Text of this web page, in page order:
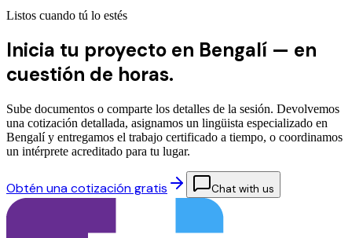
Listos cuando tú lo estés
Inicia tu proyecto en Bengalí — en
cuestión de horas.
Sube documentos o comparte los detalles de la sesión. Devolvemos
una cotización detallada, asignamos un lingüista especializado en
Bengalí y entregamos el trabajo certificado a tiempo, o coordinamos
un intérprete acreditado para tu lugar.
Obtén una cotización gratis Chat with us